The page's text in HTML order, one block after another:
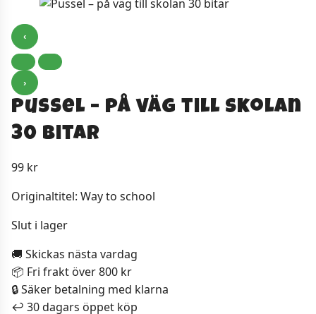
‹
›
Pussel – på väg till skolan
30 bitar
99 kr
Originaltitel: Way to school
Slut i lager
🚚 Skickas nästa vardag
📦 Fri frakt över 800 kr
🔒 Säker betalning med klarna
↩️ 30 dagars öppet köp